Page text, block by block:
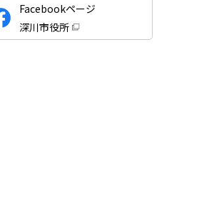
Facebookページ
深川市役所
（